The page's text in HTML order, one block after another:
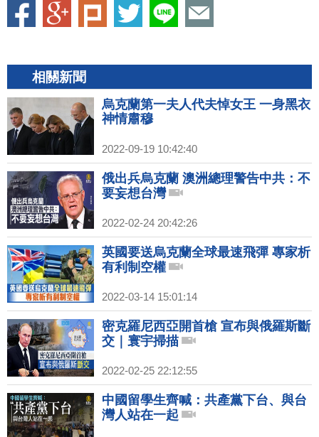
相關新聞
烏克蘭第一夫人代夫悼女王 一身黑衣
神情肅穆
2022-09-19 10:42:40
俄出兵烏克蘭 澳洲總理警告中共：不
要妄想台灣
2022-02-24 20:42:26
英國要送烏克蘭全球最速飛彈 專家析
有利制空權
2022-03-14 15:01:14
密克羅尼西亞開首槍 宣布與俄羅斯斷
交｜寰宇掃描
2022-02-25 22:12:55
中國留學生齊喊：共產黨下台、與台
灣人站在一起